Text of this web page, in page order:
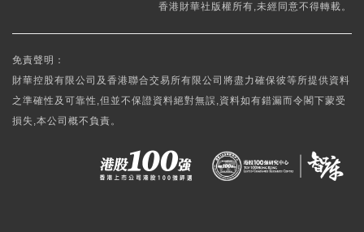
香港財華社版權所有,未經同意不得轉載。
免責聲明：
財華控股有限公司及香港聯合交易所有限公司將盡力確保彼等所提供資料
之準確性及可靠性,但並不保證資料絕對無誤,資料如有錯漏而令閣下蒙受
損失,本公司概不負責。